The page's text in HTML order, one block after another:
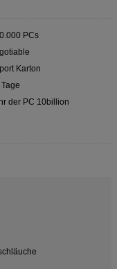
PCs
Karton
der PC 10billion